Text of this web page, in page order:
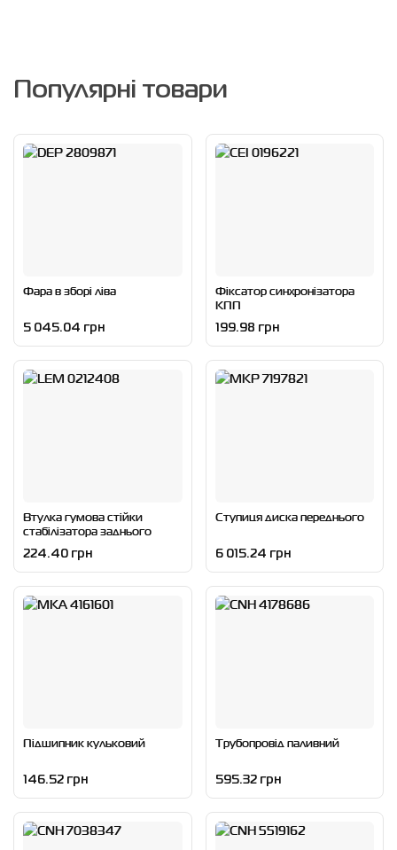
Популярні товари
Фара в зборі ліва
5 045.04 грн
Фіксатор синхронізатора
КПП
199.98 грн
Втулка гумова стійки
стабілізатора заднього
224.40 грн
Ступиця диска переднього
6 015.24 грн
Підшипник кульковий
146.52 грн
Трубопровід паливний
595.32 грн